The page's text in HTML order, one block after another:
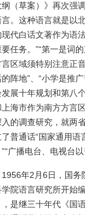
（草案）》再次强
言。这种语言就是以
现代白话文著作为语
任务。”“第一是词
区域须特别注意正
阵地”、“小学是推
展十年规划和第八
上海市作为南方方言
入的调查研究，就两
普通话“国家通用语
广播电台、电视台
1956年2月6日，国务
学院语言研究所开始
，是继三十年代《国